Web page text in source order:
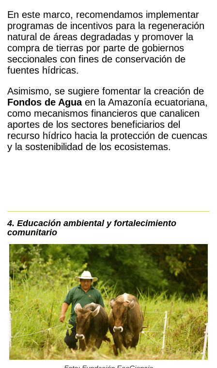
En este marco, recomendamos implementar
programas de incentivos para la regeneración
natural de áreas degradadas y promover la
compra de tierras por parte de gobiernos
seccionales con fines de conservación de
fuentes hídricas.
Asimismo, se sugiere fomentar la creación de
Fondos de Aguaen la Amazonía ecuatoriana,
como mecanismos financieros que canalicen
aportes de los sectores beneficiarios del
recurso hídrico hacia la protección de cuencas
y la sostenibilidad de los ecosistemas.
4. Educación ambiental y fortalecimiento
comunitario